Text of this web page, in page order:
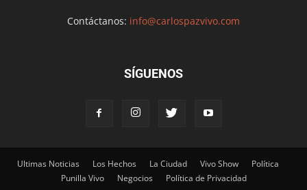
Contáctanos: info@carlospazvivo.com
SÍGUENOS
Ultimas Noticias Los Hechos La Ciudad Vivo Show
Política
Punilla Vivo
Negocios Política de Privacidad